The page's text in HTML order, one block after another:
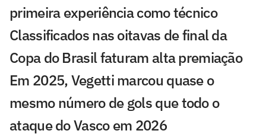
primeira experiência como técnico
Classificados nas oitavas de final da
Copa do Brasil faturam alta premiação
Em 2025, Vegetti marcou quase o
mesmo número de gols que todo o
ataque do Vasco em 2026